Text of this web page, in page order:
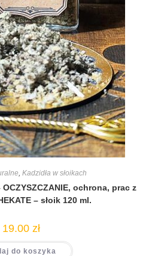
, Kadzidła w słoikach
OCZYSZCZANIE, ochrona, prac z
– słoik 120 ml.
19.00 zł
do koszyka